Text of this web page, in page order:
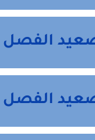
الفصل
الفصل